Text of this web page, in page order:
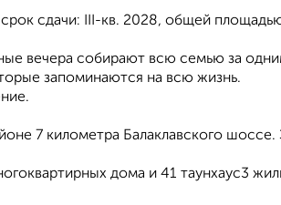
сдачи: III-кв. 2028, общей
вечера собирают всю семью за
запоминаются на всю жизнь.
7 километра Балаклавского шоссе.
дома и 41 таунхаус3